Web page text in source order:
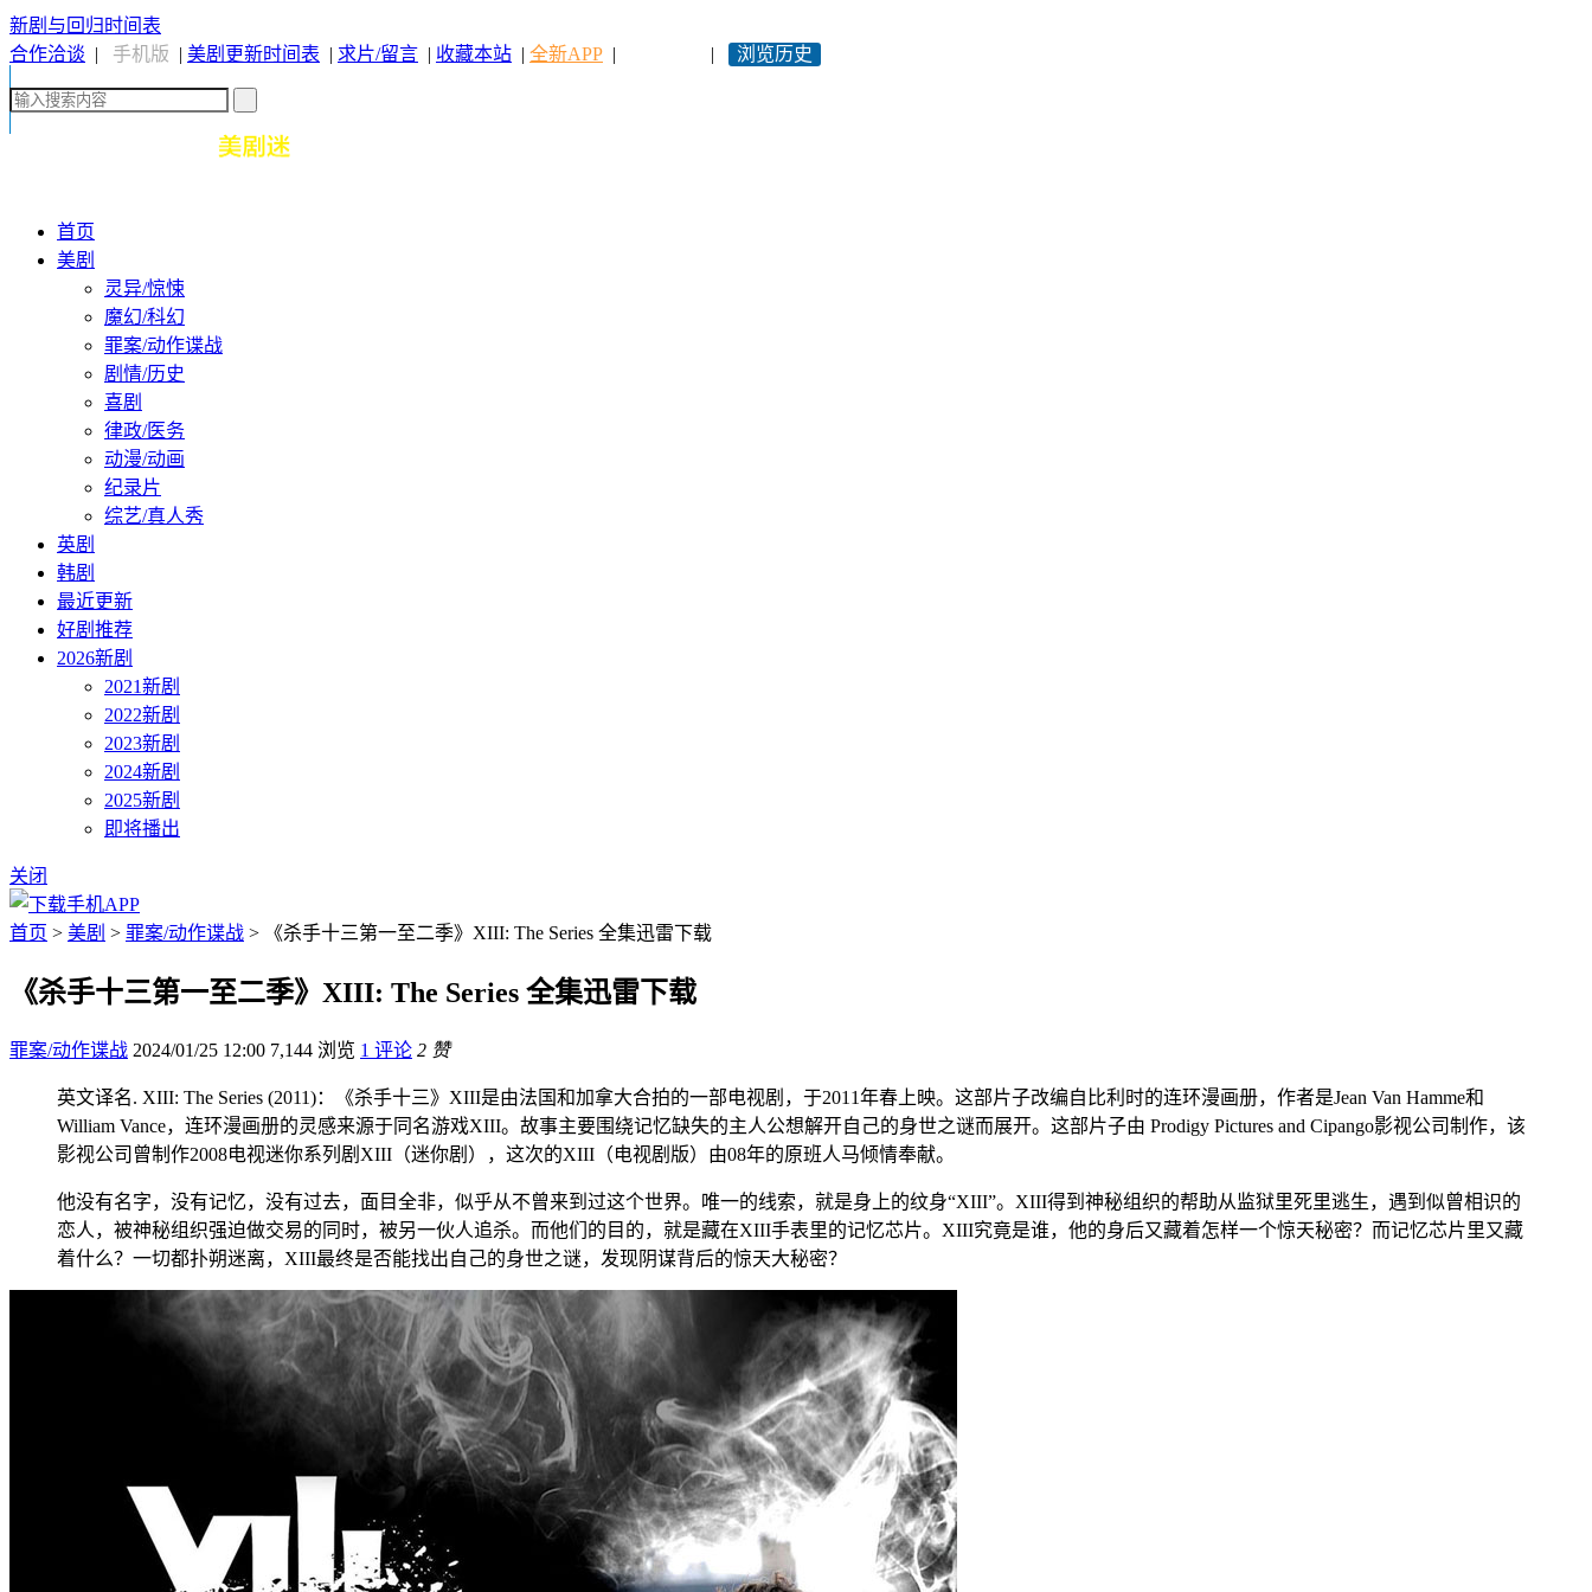
新剧与回归时间表
合作洽谈 | 手机版 | 美剧更新时间表 | 求片/留言 | 收藏本站 | 全新APP | | 浏览历史
首页
美剧
灵异/惊悚
魔幻/科幻
罪案/动作谍战
剧情/历史
喜剧
律政/医务
动漫/动画
纪录片
综艺/真人秀
英剧
韩剧
最近更新
好剧推荐
2026新剧
2021新剧
2022新剧
2023新剧
2024新剧
2025新剧
即将播出
关闭
首页 > 美剧 > 罪案/动作谍战 > 《杀手十三第一至二季》XIII: The Series 全集迅雷下载
《杀手十三第一至二季》XIII: The Series 全集迅雷下载
罪案/动作谍战 2024/01/25 12:00 7,144 浏览 1 评论 2 赞
英文译名. XIII: The Series (2011)：《杀手十三》XIII是由法国和加拿大合拍的一部电视剧，于2011年春上映。这部片子改编自比利时的连环漫画册，作者是Jean Van Hamme和
William Vance，连环漫画册的灵感来源于同名游戏XIII。故事主要围绕记忆缺失的主人公想解开自己的身世之谜而展开。这部片子由 Prodigy Pictures and Cipango影视公司制作，该
影视公司曾制作2008电视迷你系列剧XIII（迷你剧），这次的XIII（电视剧版）由08年的原班人马倾情奉献。
他没有名字，没有记忆，没有过去，面目全非，似乎从不曾来到过这个世界。唯一的线索，就是身上的纹身“XIII”。XIII得到神秘组织的帮助从监狱里死里逃生，遇到似曾相识的
恋人，被神秘组织强迫做交易的同时，被另一伙人追杀。而他们的目的，就是藏在XIII手表里的记忆芯片。XIII究竟是谁，他的身后又藏着怎样一个惊天秘密？而记忆芯片里又藏
着什么？一切都扑朔迷离，XIII最终是否能找出自己的身世之谜，发现阴谋背后的惊天大秘密？